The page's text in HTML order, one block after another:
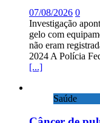
07/08/2026 0
Investigação
gelo com
não eram
2024 A Polícia
[...]
Saúde